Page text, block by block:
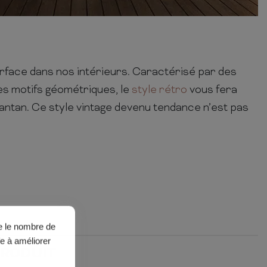
le nombre de
à améliorer
dans nos intérieurs. Caractérisé par des
motifs géométriques, le style rétro vous fera
Ce style vintage devenu tendance n’est pas